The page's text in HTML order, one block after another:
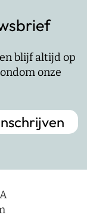
blijf altijd op
onze